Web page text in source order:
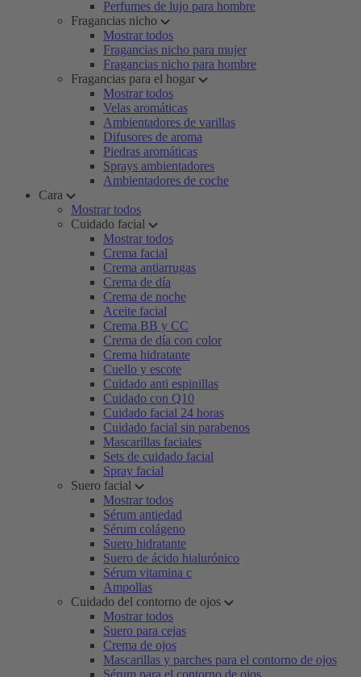
Perfumes de lujo para hombre
Fragancias nicho
Mostrar todos
Fragancias nicho para mujer
Fragancias nicho para hombre
Fragancias para el hogar
Mostrar todos
Velas aromáticas
Ambientadores de varillas
Difusores de aroma
Piedras aromáticas
Sprays ambientadores
Ambientadores de coche
Cara
Mostrar todos
Cuidado facial
Mostrar todos
Crema facial
Crema antiarrugas
Crema de día
Crema de noche
Aceite facial
Crema BB y CC
Crema de día con color
Crema hidratante
Cuello y escote
Cuidado anti espinillas
Cuidado con Q10
Cuidado facial 24 horas
Cuidado facial sin parabenos
Mascarillas faciales
Sets de cuidado facial
Spray facial
Suero facial
Mostrar todos
Sérum antiedad
Sérum colágeno
Suero hidratante
Suero de ácido hialurónico
Sérum vitamina c
Ampollas
Cuidado del contorno de ojos
Mostrar todos
Suero para cejas
Crema de ojos
Mascarillas y parches para el contorno de ojos
Sérum para el contorno de ojos